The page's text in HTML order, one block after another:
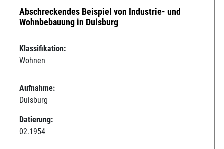
Abschreckendes Beispiel von Industrie- und
Wohnbebauung in Duisburg
Klassifikation:
Wohnen
Aufnahme:
Duisburg
Datierung:
02.1954